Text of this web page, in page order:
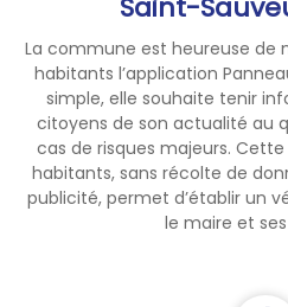
La commune est heureuse de
habitants l’application
simple, elle souhaite tenir
citoyens de son actualité au
cas de risques majeurs.
habitants, sans récolte de
publicité, permet d’établir un
le maire et
obligation de
Le ramonage est
au moins 1 fois
professionnel,
décret n°2023-
juillet 2023 (en
octobre 2023)